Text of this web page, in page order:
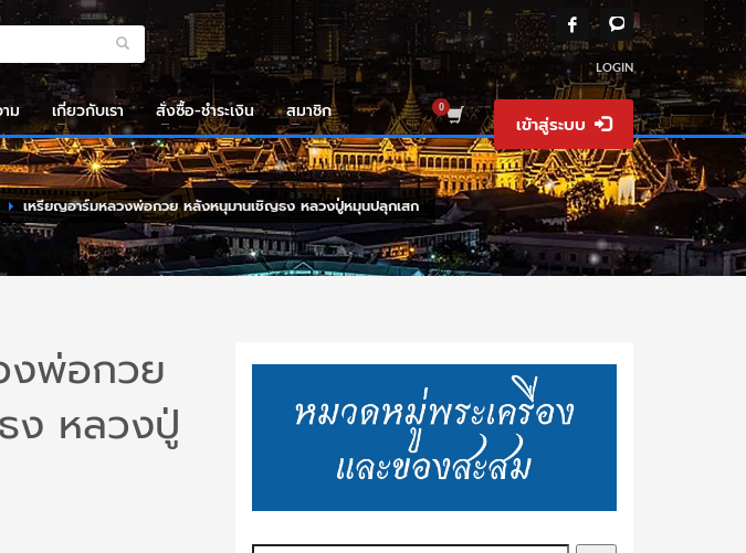
LOGIN
ม เกี่ยวกับเรา สั่งซื้อ-ชำระเงิน สมาชิก
เข้าสู่ระบบ
เหรียญอาร์มหลวงพ่อกวย หลังหนุมานเชิญธง หลวงปู่หมุนปลุกเสก
งพ่อกวย
ง หลวงปู่